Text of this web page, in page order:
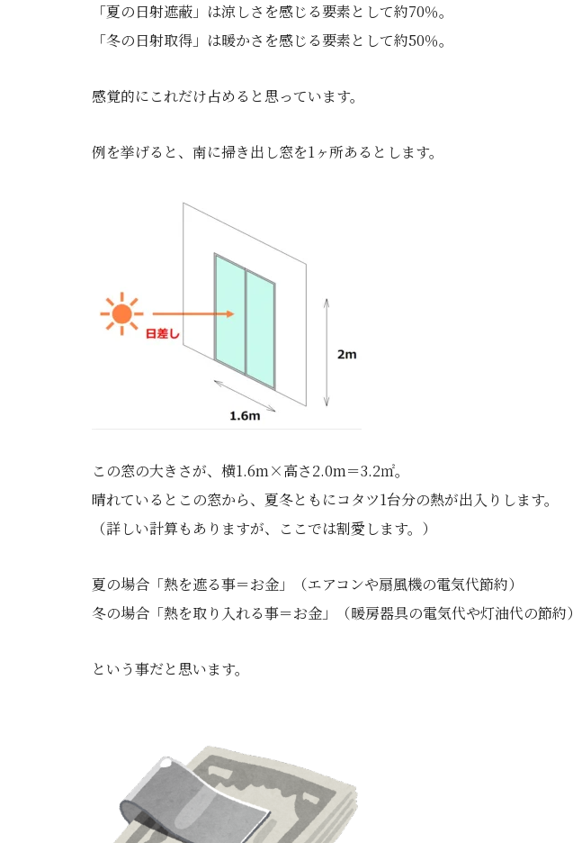
「夏の日射遮蔽」は涼しさを感じる要素として約70％。
「冬の日射取得」は暖かさを感じる要素として約50％。
感覚的にこれだけ占めると思っています。
例を挙げると、南に掃き出し窓を1ヶ所あるとします。
この窓の大きさが、横1.6m×高さ2.0m＝3.2㎡。
晴れているとこの窓から、夏冬ともにコタツ1台分の熱が出入りします。
（詳しい計算もありますが、ここでは割愛します。）
夏の場合「熱を遮る事＝お金」（エアコンや扇風機の電気代節約）
冬の場合「熱を取り入れる事＝お金」（暖房器具の電気代や灯油代の節約）
という事だと思います。